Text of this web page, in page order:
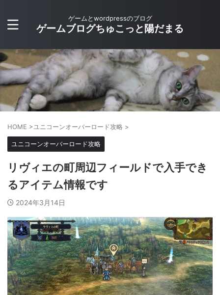
ゲームとwordpressのブログ
ゲームブログちゅこっと陽だまる
HOME >ユニコーンオーバーロード攻略 >
ユニコーンオーバーロード攻略
リヴィエの町周辺フィールドで入手でき
るアイテム情報です
2024年3月14日